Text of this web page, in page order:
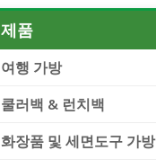
제품
여행 가방
쿨러백 & 런치백
화장품 및 세면도구 가방